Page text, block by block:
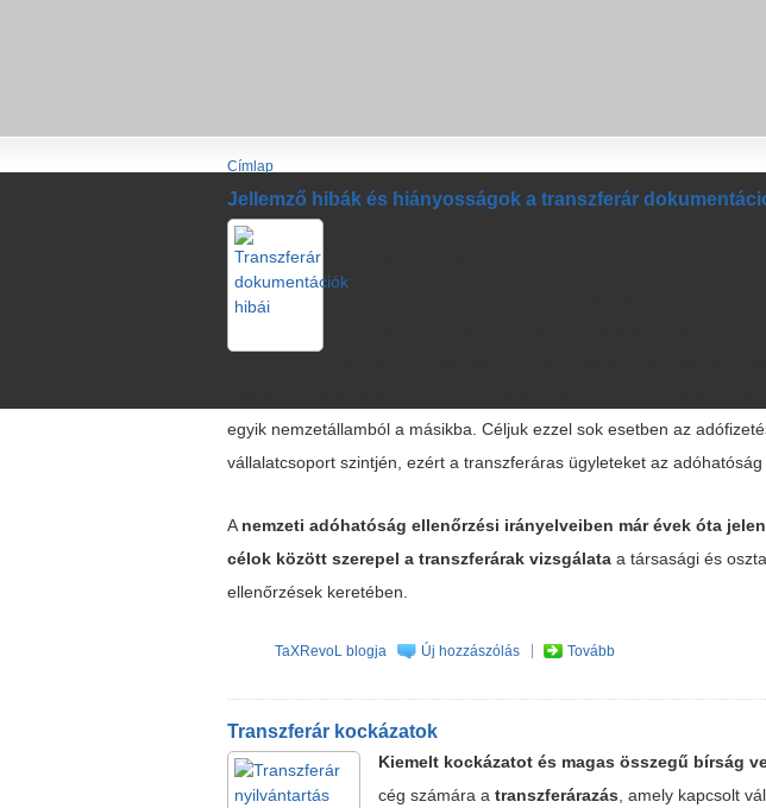
Címlap
Jellemző hibák és hiányosságok a transzferár
egyik nemzetállamból a másikba. Céljuk ezzel sok esetben az
vállalatcsoport szintjén, ezért a transzferáras ügyleteket az
A nemzeti adóhatóság ellenőrzési irányelveiben már évek óta
célok között szerepel a transzferárak vizsgálata a társasági és
ellenőrzések keretében.
TaXRevoL blogja Új hozzászólás Tovább
Transzferár kockázatok
Kiemelt kockázatot és magas összegű bírság
cég számára a transzferárazás, amely kapcsolt